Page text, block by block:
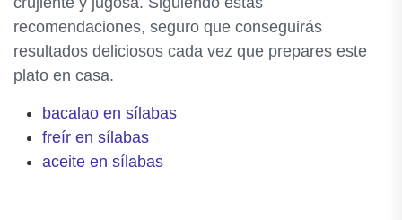
recomendaciones, seguro que conseguirás
resultados deliciosos cada vez que prepares este
plato en casa.
bacalao en sílabas
freír en sílabas
aceite en sílabas